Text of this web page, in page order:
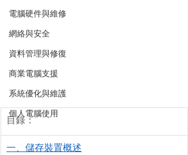
電腦硬件與維修
網絡與安全
資料管理與修復
商業電腦支援
系統優化與維護
個人電腦使用
目錄：
一、儲存裝置概述